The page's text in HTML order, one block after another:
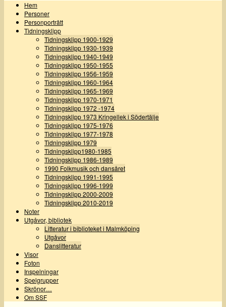
Hem
Personer
Personporträtt
Tidningsklipp
Tidningsklipp 1900-1929
Tidningsklipp 1930-1939
Tidningsklipp 1940-1949
Tidningsklipp 1950-1955
Tidningsklipp 1956-1959
Tidningsklipp 1960-1964
Tidningsklipp 1965-1969
Tidningsklipp 1970-1971
Tidningsklipp 1972 -1974
Tidningsklipp 1973 Kringellek i Södertälje
Tidningsklipp 1975-1976
Tidningsklipp 1977-1978
Tidningsklipp 1979
Tidningsklipp1980-1985
Tidningsklipp 1986-1989
1990 Folkmusik och dansåret
Tidningsklipp 1991-1995
Tidningsklipp 1996-1999
Tidningsklipp 2000-2009
Tidningsklipp 2010-2019
Noter
Utgåvor, bibliotek
Litteratur i biblioteket i Malmköping
Utgåvor
Danslitteratur
Visor
Foton
Inspelningar
Spelgrupper
Skrönor…
Om SSF